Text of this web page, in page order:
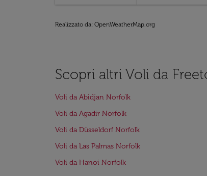
Realizzato da: OpenWeatherMap.org
Scopri altri Voli da
Voli da Abidjan Norfolk
Voli da Agadir Norfolk
Voli da Düsseldorf Norfolk
Voli da Las Palmas Norfolk
Voli da Hanoi Norfolk